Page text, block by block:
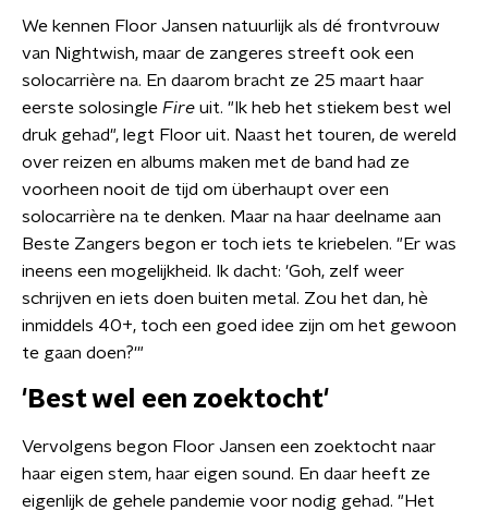
We kennen Floor Jansen natuurlijk als dé frontvrouw
van Nightwish, maar de zangeres streeft ook een
solocarrière na. En daarom bracht ze 25 maart haar
eerste solosingle Fire uit. "Ik heb het stiekem best wel
druk gehad", legt Floor uit. Naast het touren, de wereld
over reizen en albums maken met de band had ze
voorheen nooit de tijd om überhaupt over een
solocarrière na te denken. Maar na haar deelname aan
Beste Zangers begon er toch iets te kriebelen. "Er was
ineens een mogelijkheid. Ik dacht: 'Goh, zelf weer
schrijven en iets doen buiten metal. Zou het dan, hè
inmiddels 40+, toch een goed idee zijn om het gewoon
te gaan doen?'"
'Best wel een zoektocht'
Vervolgens begon Floor Jansen een zoektocht naar
haar eigen stem, haar eigen sound. En daar heeft ze
eigenlijk de gehele pandemie voor nodig gehad. "Het